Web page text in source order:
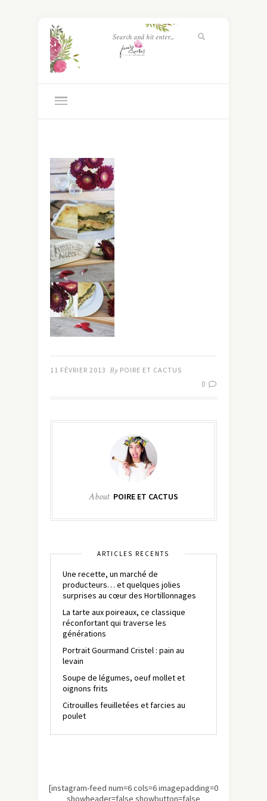
11 FÉVRIER 2013 By POIRE ET CACTUS
0
About POIRE ET CACTUS
ARTICLES RÉCENTS
Une recette, un marché de
producteurs… et quelques jolies
surprises au cœur des Hortillonnages
La tarte aux poireaux, ce classique
réconfortant qui traverse les
générations
Portrait Gourmand Cristel : pain au
levain
Soupe de légumes, oeuf mollet et
oignons frits
Citrouilles feuilletées et farcies au
poulet
[instagram-feed num=6 cols=6 imagepadding=0
showheader=false showbutton=false